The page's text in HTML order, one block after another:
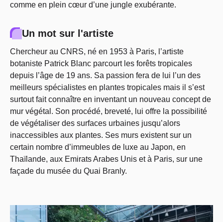
comme en plein cœur d’une jungle exubérante.
Un mot sur l'artiste
Chercheur au CNRS, né en 1953 à Paris, l’artiste
botaniste Patrick Blanc parcourt les forêts tropicales
depuis l’âge de 19 ans. Sa passion fera de lui l’un des
meilleurs spécialistes en plantes tropicales mais il s’est
surtout fait connaître en inventant un nouveau concept de
mur végétal. Son procédé, breveté, lui offre la possibilité
de végétaliser des surfaces urbaines jusqu’alors
inaccessibles aux plantes. Ses murs existent sur un
certain nombre d’immeubles de luxe au Japon, en
Thaïlande, aux Emirats Arabes Unis et à Paris, sur une
façade du musée du Quai Branly.